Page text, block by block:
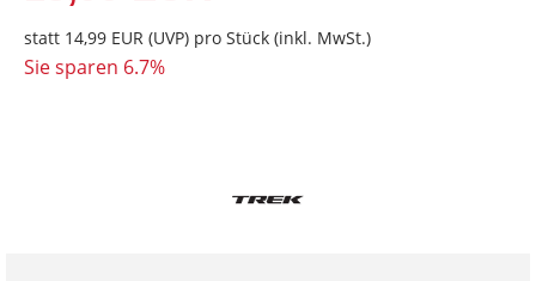
statt 14,99 EUR (UVP) pro Stück (inkl. MwSt.)
Sie sparen 6.7%